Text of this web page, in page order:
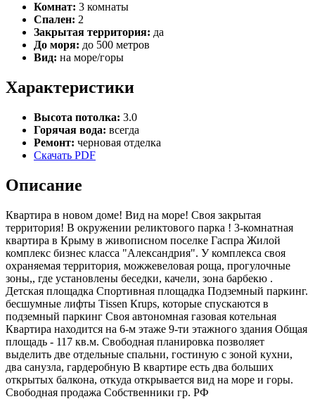
Комнат: 3 комнаты
Спален: 2
Закрытая территория: да
До моря: до 500 метров
Вид: на море/горы
Характеристики
Высота потолка: 3.0
Горячая вода: всегда
Ремонт: черновая отделка
Скачать PDF
Описание
Квартира в новом доме! Вид на море! Своя закрытая
территория! В окружении реликтового парка ! 3-комнатная
квартира в Крыму в живописном поселке Гаспра Жилой
комплекс бизнес класса "Александрия". У комплекса своя
охраняемая территория, можжевеловая роща, прогулочные
зоны,, где установлены беседки, качели, зона барбекю .
Детская площадка Спортивная площадка Подземный паркинг.
бесшумные лифты Тissеn Кruрs, которые спускаются в
подземный паркинг Своя автономная газовая котельная
Квартира находится на 6-м этаже 9-ти этажного здания Общая
площадь - 117 кв.м. Свободная планировка позволяет
выделить две отдельные спальни, гостиную с зоной кухни,
два санузла, гардеробную В квартире есть два больших
открытых балкона, откуда открывается вид на море и горы.
Свободная продажа Собственники гр. РФ